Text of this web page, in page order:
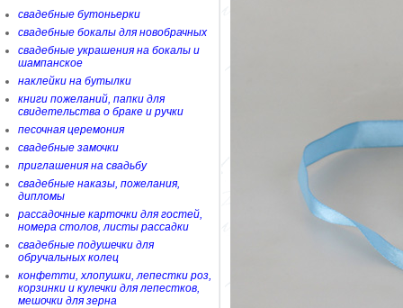
свадебные бутоньерки
свадебные бокалы для новобрачных
свадебные украшения на бокалы и
шампанское
наклейки на бутылки
книги пожеланий, папки для
свидетельства о браке и ручки
песочная церемония
свадебные замочки
приглашения на свадьбу
свадебные наказы, пожелания,
дипломы
рассадочные карточки для гостей,
номера столов, листы рассадки
свадебные подушечки для
обручальных колец
конфетти, хлопушки, лепестки роз,
корзинки и кулечки для лепестков,
мешочки для зерна